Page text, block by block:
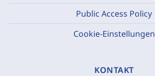
Public Access Policy
Cookie-Einstellungen
KONTAKT